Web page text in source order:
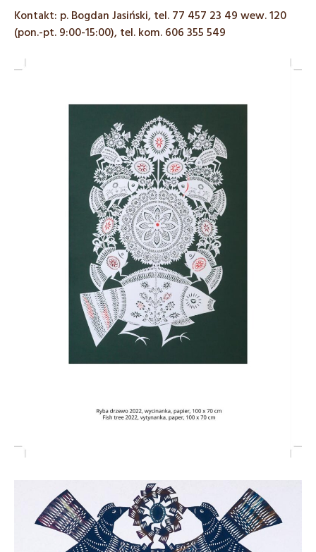
Kontakt: p. Bogdan Jasiński, tel. 77 457 23 49 wew. 120
(pon.-pt. 9:00-15:00), tel. kom. 606 355 549